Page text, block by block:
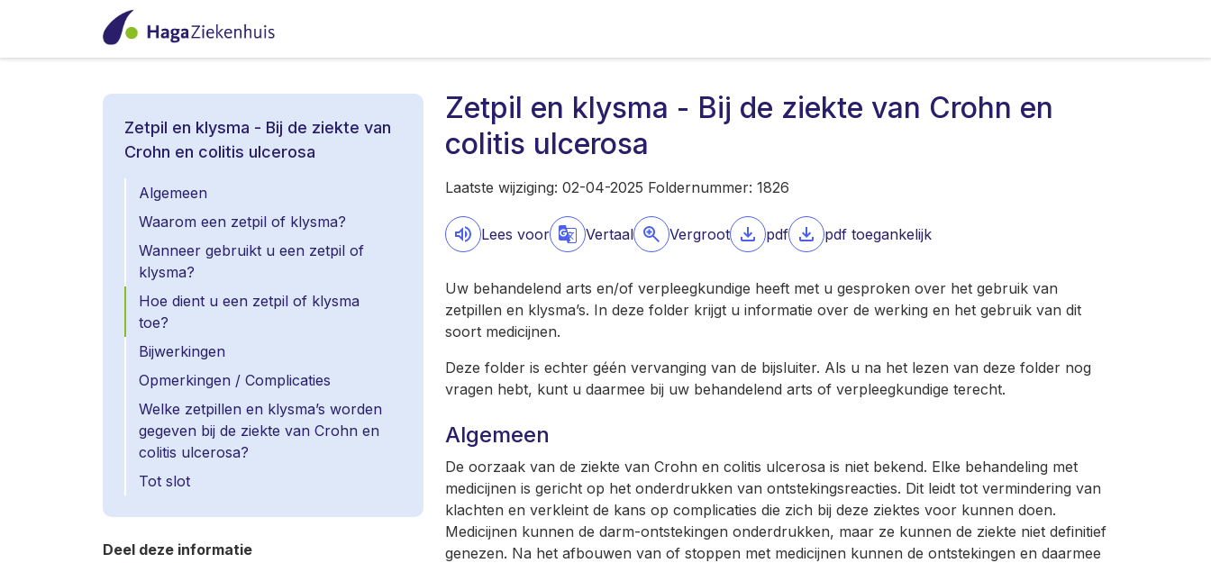
Zetpil en klysma - Bij de ziekte van
Crohn en colitis ulcerosa
Algemeen
Waarom een zetpil of klysma?
Wanneer gebruikt u een zetpil of
klysma?
Hoe dient u een zetpil of klysma
toe?
Bijwerkingen
Opmerkingen / Complicaties
Welke zetpillen en klysma’s worden
gegeven bij de ziekte van Crohn en
colitis ulcerosa?
Tot slot
Deel deze informatie
Zetpil en klysma - Bij de ziekte van Crohn en
colitis ulcerosa
Laatste wijziging: 02-04-2025 Foldernummer: 1826
Lees voor Vertaal Vergroot pdf pdf toegankelijk
Uw behandelend arts en/of verpleegkundige heeft met u gesproken over het gebruik van
zetpillen en klysma’s. In deze folder krijgt u informatie over de werking en het gebruik van dit
soort medicijnen.
Deze folder is echter géén vervanging van de bijsluiter. Als u na het lezen van deze folder nog
vragen hebt, kunt u daarmee bij uw behandelend arts of verpleegkundige terecht.
Algemeen
De oorzaak van de ziekte van Crohn en colitis ulcerosa is niet bekend. Elke behandeling met
medicijnen is gericht op het onderdrukken van ontstekingsreacties. Dit leidt tot vermindering van
klachten en verkleint de kans op complicaties die zich bij deze ziektes voor kunnen doen.
Medicijnen kunnen de darm-ontstekingen onderdrukken, maar ze kunnen de ziekte niet definitief
genezen. Na het afbouwen van of stoppen met medicijnen kunnen de ontstekingen en daarmee